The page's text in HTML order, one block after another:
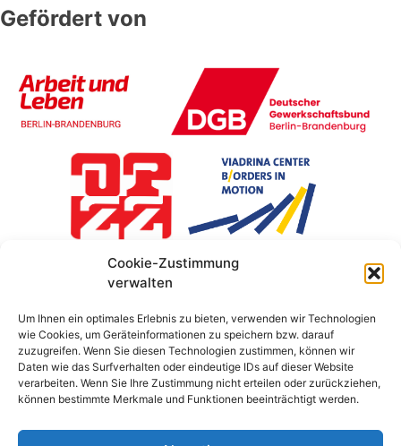
Cookie-Zustimmung
verwalten
Um Ihnen ein optimales Erlebnis zu bieten, verwenden wir Technologien
wie Cookies, um Geräteinformationen zu speichern bzw. darauf
zuzugreifen. Wenn Sie diesen Technologien zustimmen, können wir
Daten wie das Surfverhalten oder eindeutige IDs auf dieser Website
verarbeiten. Wenn Sie Ihre Zustimmung nicht erteilen oder zurückziehen,
können bestimmte Merkmale und Funktionen beeinträchtigt werden.
Gefördert von